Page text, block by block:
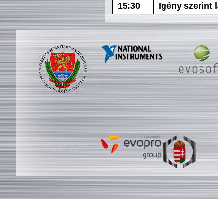
15:30
Igény szerint